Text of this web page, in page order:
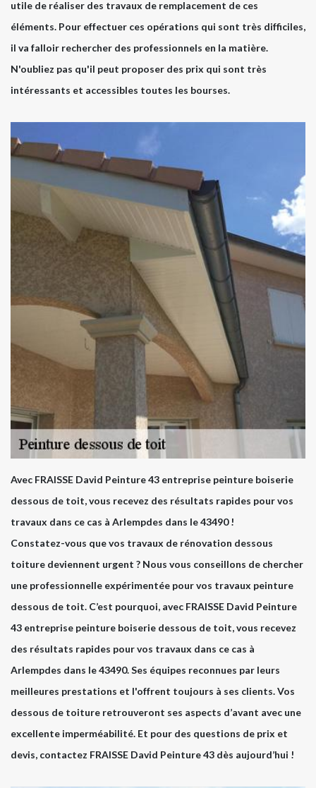
utile de réaliser des travaux de remplacement de ces
éléments. Pour effectuer ces opérations qui sont très difficiles,
il va falloir rechercher des professionnels en la matière.
N'oubliez pas qu'il peut proposer des prix qui sont très
intéressants et accessibles toutes les bourses.
Avec FRAISSE David Peinture 43 entreprise peinture boiserie
dessous de toit, vous recevez des résultats rapides pour vos
travaux dans ce cas à Arlempdes dans le 43490 !
Constatez-vous que vos travaux de rénovation dessous
toiture deviennent urgent ? Nous vous conseillons de chercher
une professionnelle expérimentée pour vos travaux peinture
dessous de toit. C’est pourquoi, avec FRAISSE David Peinture
43 entreprise peinture boiserie dessous de toit, vous recevez
des résultats rapides pour vos travaux dans ce cas à
Arlempdes dans le 43490. Ses équipes reconnues par leurs
meilleures prestations et l'offrent toujours à ses clients. Vos
dessous de toiture retrouveront ses aspects d’avant avec une
excellente imperméabilité. Et pour des questions de prix et
devis, contactez FRAISSE David Peinture 43 dès aujourd’hui !